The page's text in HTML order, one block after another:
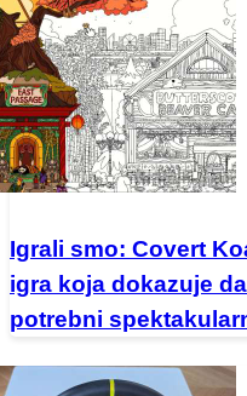
Igrali smo: Covert
igra koja dokazuje
potrebni